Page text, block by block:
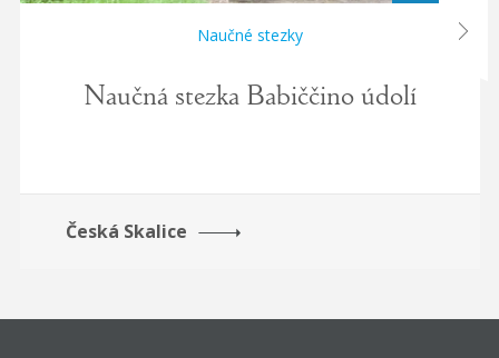
Naučné stezky
Naučná stezka Babiččino údolí
Česká Skalice